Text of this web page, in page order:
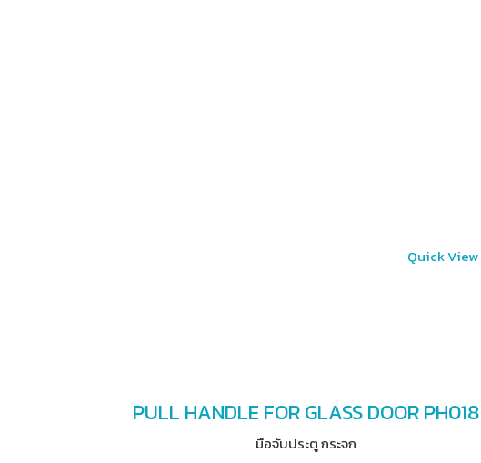
Quick View
PULL HANDLE FOR GLASS DOOR PH018
มือจับประตู กระจก